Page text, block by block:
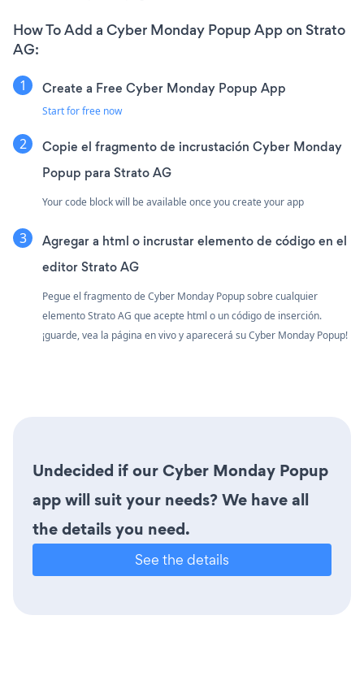
How To Add a Cyber Monday Popup App on Strato
AG:
Create a Free Cyber Monday Popup App
Start for free now
Copie el fragmento de incrustación Cyber Monday
Popup para Strato AG
Your code block will be available once you create your app
Agregar a html o incrustar elemento de código en el
editor Strato AG
Pegue el fragmento de Cyber Monday Popup sobre cualquier
elemento Strato AG que acepte html o un código de inserción.
¡guarde, vea la página en vivo y aparecerá su Cyber Monday Popup!
Undecided if our Cyber Monday Popup
app will suit your needs? We have all
the details you need.
See the details